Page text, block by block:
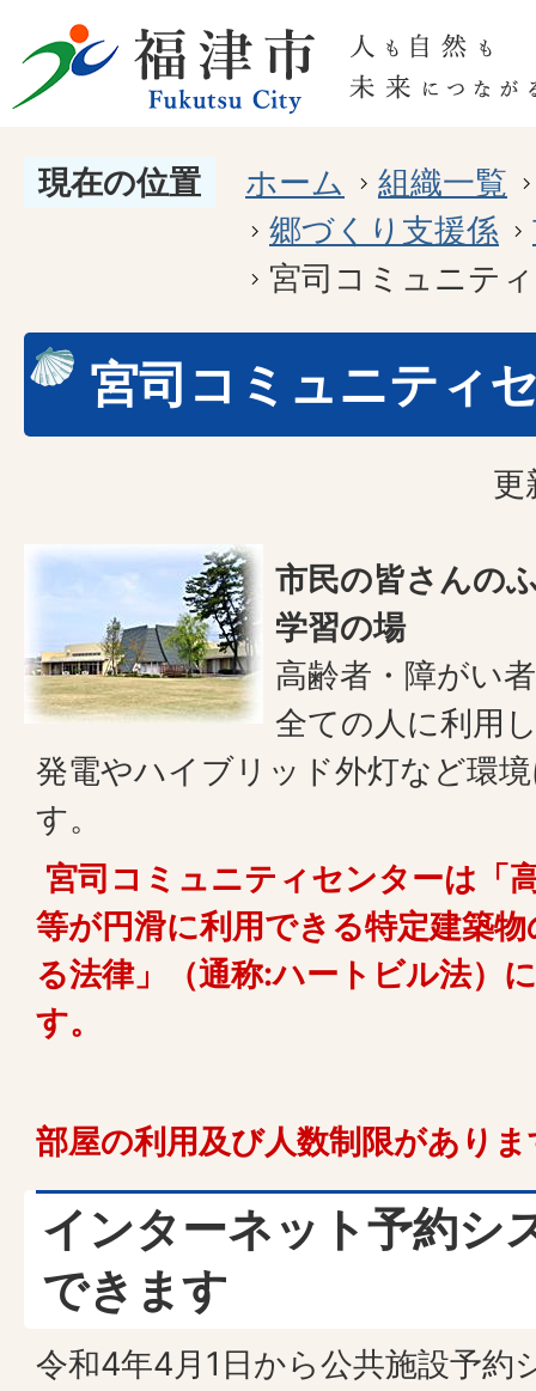
現在の位置 ホーム
組織一覧
郷づくり支援係
宮司コミュニテ
宮司コミュニティ
更
市民の皆さんの
学習の場
高齢者・障がい
全ての人に利用
発電やハイブリッド外灯など環
す。
宮司コミュニティセンターは「
等が円滑に利用できる特定建築
る法律」（通称:ハートビル法）
す。
部屋の利用及び人数制限があり
インターネット予約シ
できます
令和4年4月1日から公共施設予約